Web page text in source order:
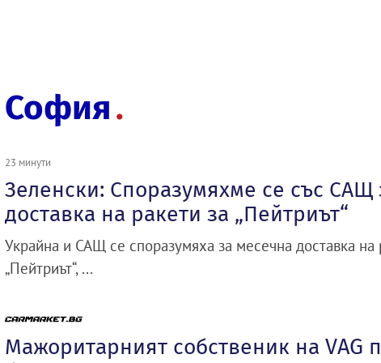
София
23 минути
Зеленски: Споразумяхме се със САЩ
доставка на ракети за „Пейтриът“
Украйна и САЩ се споразумяха за месечна доставка на
„Пейтриът“, ...
Мажоритарният собственик на VAG